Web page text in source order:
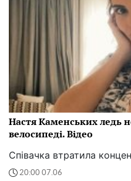
Настя Каменських ледь
велосипеді. Відео
Співачка втратила
20:00 07.06